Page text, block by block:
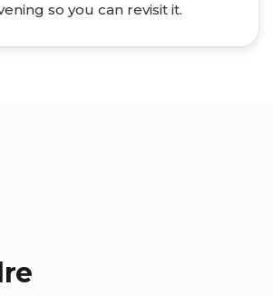
so you can revisit it.